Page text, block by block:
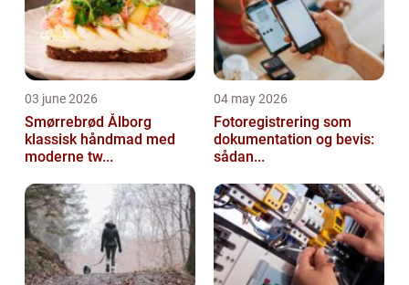
03 june 2026
Smørrebrød Ålborg
klassisk håndmad med
moderne tw...
04 may 2026
Fotoregistrering som
dokumentation og bevis:
sådan...